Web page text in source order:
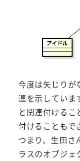
今度は矢じりが
連を示していま
と関連付ける
付けることもで
つまり、生田さ
ラスのオブジェ